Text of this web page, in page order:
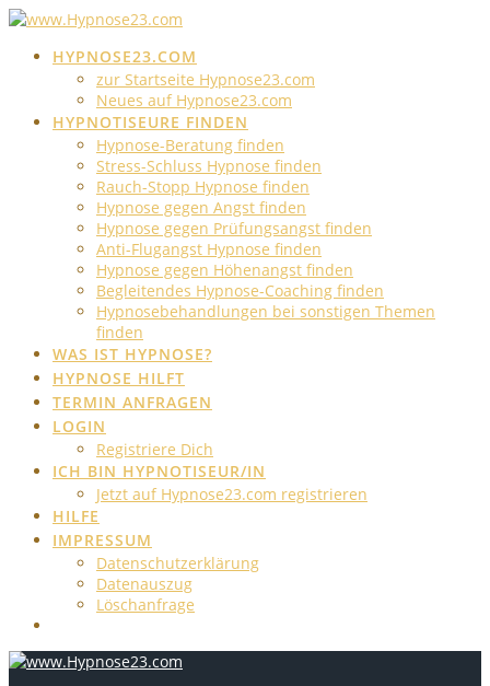
Skip
contentHYPNOSE23.COM
zur Startseite Hypnose23.com
Neues auf Hypnose23.com
HYPNOTISEURE FINDEN
Hypnose-Beratung finden
Stress-Schluss Hypnose finden
Rauch-Stopp Hypnose finden
Hypnose gegen Angst finden
Hypnose gegen Prüfungsangst finden
Anti-Flugangst Hypnose finden
Hypnose gegen Höhenangst finden
Begleitendes Hypnose-Coaching finden
Hypnosebehandlungen bei sonstigen Themen
finden
WAS IST HYPNOSE?
HYPNOSE HILFT
TERMIN ANFRAGEN
LOGIN
Registriere Dich
ICH BIN HYPNOTISEUR/IN
Jetzt auf Hypnose23.com registrieren
HILFE
IMPRESSUM
Datenschutzerklärung
Datenauszug
Löschanfrage